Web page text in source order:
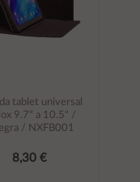
tablet universal
9.7" a 10.5" /
/ NXFB001
8,30 €